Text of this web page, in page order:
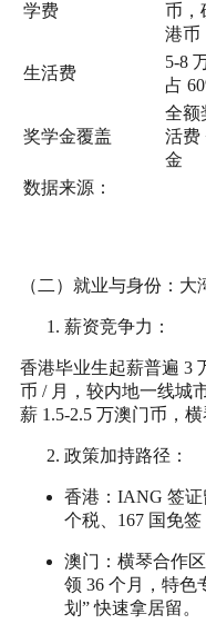
学费
币，
港币
生活费
5-8
占
奖学金覆盖
全额
活费
金
数据来源：
（二）就业与身份：
薪资竞争力 ：
香港毕业生起薪普遍 3
币 / 月，较内地一线城
薪 1.5-2.5 万澳门币，
政策加持路径 ：
香港：IANG 签证
个税、167 国免签
澳门：横琴合作
领 36 个月，特色
划” 快速拿居留。